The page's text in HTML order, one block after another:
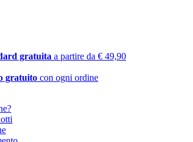
gratuita a partire da € 49,90
gratuito con ogni ordine